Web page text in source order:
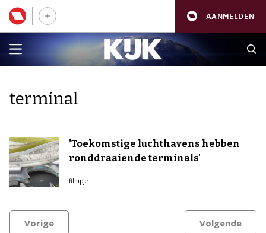
AANMELDEN
terminal
'Toekomstige luchthavens hebben
ronddraaiende terminals'
filmpje
Vorige Volgende